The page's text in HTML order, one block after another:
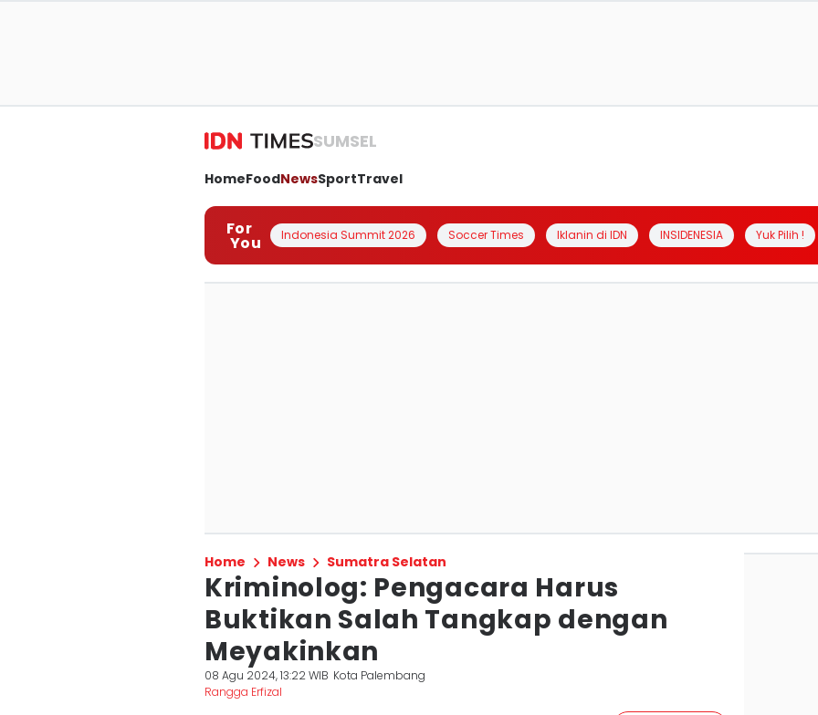
SUMSEL
HomeFoodNewsSportTravel
For
You Indonesia Summit 2026 Soccer Times Iklanin di IDN INSIDENESIA Yuk Pilih !
Home News Sumatra Selatan
Kriminolog: Pengacara Harus
Buktikan Salah Tangkap dengan
Meyakinkan
08 Agu 2024, 13:22 WIB Kota Palembang
Rangga Erfizal